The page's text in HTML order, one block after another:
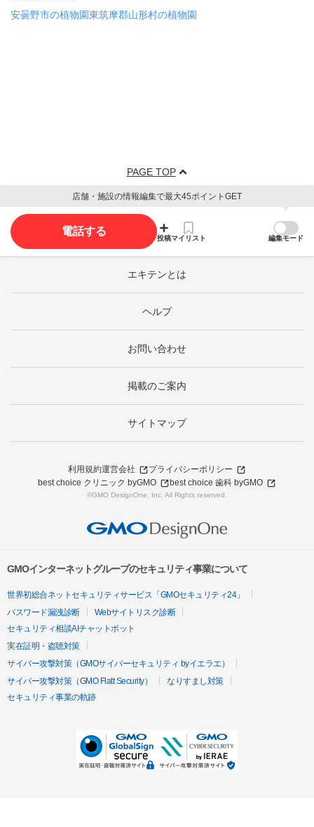
安曇野市の植物園東筑摩郡山形村の植物園
PAGE TOP
店舗・施設の情報編集で最大45ポイントGET
電話する
投稿マイリスト 編集モード
エキテンとは
ヘルプ
お問い合わせ
掲載のご案内
サイトマップ
利用規約運営会社
プライバシーポリシー
best choice クリニック byGMO
best choice 歯科 byGMO
©GMO DesignOne, Inc. All Rights reserved.
GMOインターネットグループのセキュリティ事業について
世界初総合ネットセキュリティサービス「GMOセキュリティ24」
パスワード漏洩診断
Webサイトリスク診断
セキュリティ相談AIチャットボット
実在証明・盗聴対策
サイバー攻撃対策（GMOサイバーセキュリティ byイエラエ）
サイバー攻撃対策（GMO Flatt Security）
なりすまし対策
セキュリティ事業の軌跡